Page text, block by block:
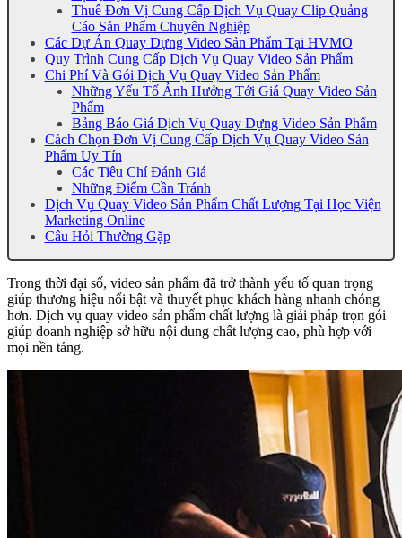
Thuê Đơn Vị Cung Cấp Dịch Vụ Quay Clip Quảng
Cáo Sản Phẩm Chuyên Nghiệp
Các Dự Án Quay Dựng Video Sản Phẩm Tại HVMO
Quy Trình Cung Cấp Dịch Vụ Quay Video Sản Phẩm
Chi Phí Và Gói Dịch Vụ Quay Video Sản Phẩm
Những Yếu Tố Ảnh Hưởng Tới Giá Quay Video Sản
Phẩm
Bảng Báo Giá Dịch Vụ Quay Dựng Video Sản Phẩm
Cách Chọn Đơn Vị Cung Cấp Dịch Vụ Quay Video Sản
Phẩm Uy Tín
Các Tiêu Chí Đánh Giá
Những Điểm Cần Tránh
Dịch Vụ Quay Video Sản Phẩm Chất Lượng Tại Học Viện
Marketing Online
Câu Hỏi Thường Gặp
Trong thời đại số, video sản phẩm đã trở thành yếu tố quan trọng
giúp thương hiệu nổi bật và thuyết phục khách hàng nhanh chóng
hơn. Dịch vụ quay video sản phẩm chất lượng là giải pháp trọn gói
giúp doanh nghiệp sở hữu nội dung chất lượng cao, phù hợp với
mọi nền tảng.